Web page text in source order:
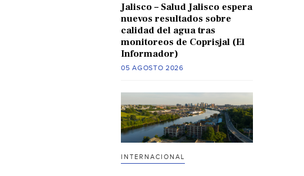
Jalisco – Salud Jalisco espera
nuevos resultados sobre
calidad del agua tras
monitoreos de Coprisjal (El
Informador)
05 AGOSTO 2026
INTERNACIONAL